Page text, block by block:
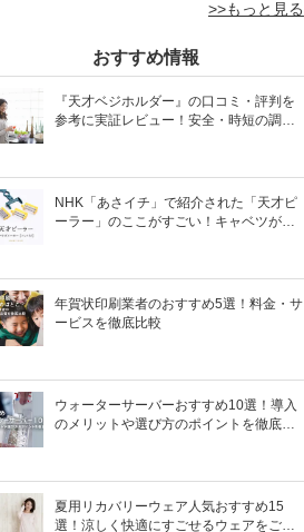
>>もっと見る
おすすめ情報
『天才ベジホルダー』の口コミ・評判を
参考に実証レビュー！安全・時短の調理
NHK「あさイチ」で紹介された「天才ピ
ーラー」のここがすごい！キャベツがほ
年賀状印刷業者のおすすめ5選！料金・サ
ービスを徹底比較
ウォーターサーバーおすすめ10選！導入
のメリットや選び方のポイントを徹底解
夏用リカバリーウェア人気おすすめ15
選！涼しく快適にすごせるウェアをご紹